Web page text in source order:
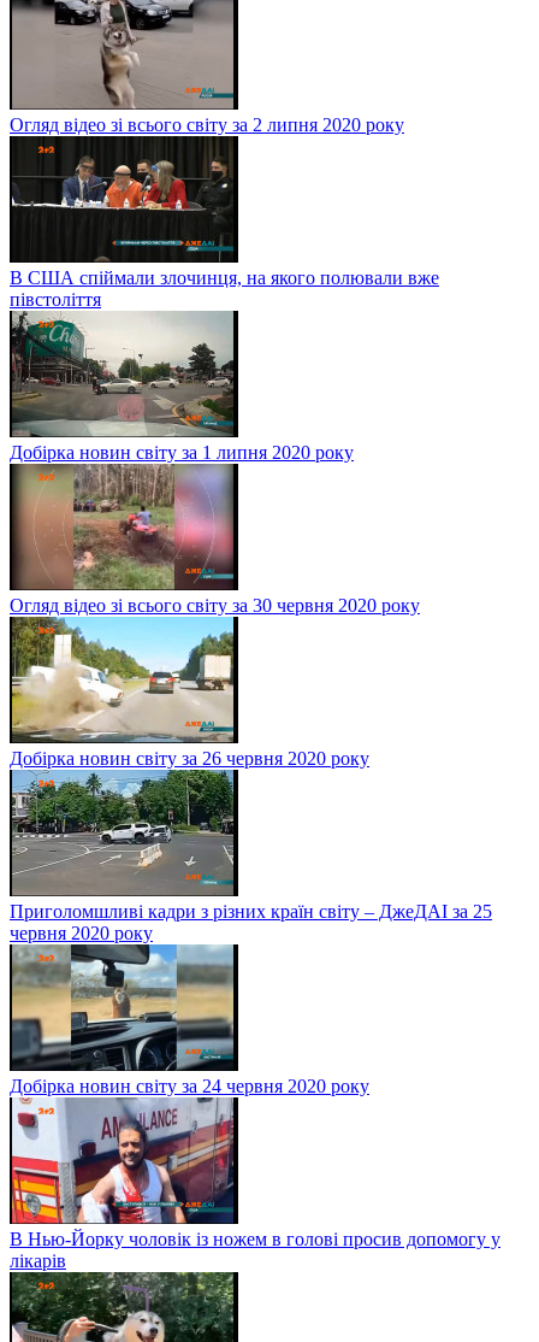
Огляд відео зі всього світу за 2 липня 2020 року
В США спіймали злочинця, на якого полювали вже
півстоліття
Добірка новин світу за 1 липня 2020 року
Огляд відео зі всього світу за 30 червня 2020 року
Добірка новин світу за 26 червня 2020 року
Приголомшливі кадри з різних країн світу – ДжеДАІ за 25
червня 2020 року
Добірка новин світу за 24 червня 2020 року
В Нью-Йорку чоловік із ножем в голові просив допомогу у
лікарів